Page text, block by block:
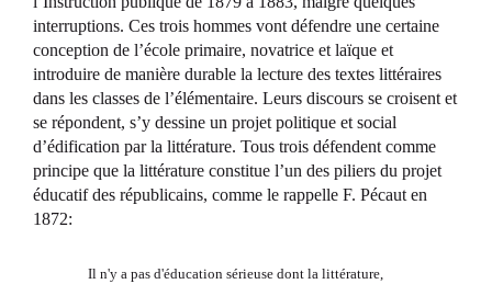
interruptions. Ces trois hommes vont défendre une certaine
conception de l’école primaire, novatrice et laïque et
introduire de manière durable la lecture des textes littéraires
dans les classes de l’élémentaire. Leurs discours se croisent et
se répondent, s’y dessine un projet politique et social
d’édification par la littérature. Tous trois défendent comme
principe que la littérature constitue l’un des piliers du projet
éducatif des républicains, comme le rappelle F. Pécaut en
1872:
Il n'y a pas d'éducation sérieuse dont la littérature,